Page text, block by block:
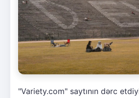
"Variety.com" saytının dərc